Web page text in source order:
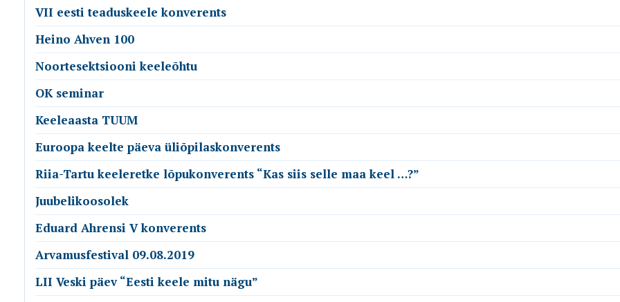
VII eesti teaduskeele konverents
Heino Ahven 100
Noortesektsiooni keeleõhtu
OK seminar
Keeleaasta TUUM
Euroopa keelte päeva üliõpilaskonverents
Riia-Tartu keeleretke lõpukonverents “Kas siis selle maa keel …?”
Juubelikoosolek
Eduard Ahrensi V konverents
Arvamusfestival 09.08.2019
LII Veski päev “Eesti keele mitu nägu”